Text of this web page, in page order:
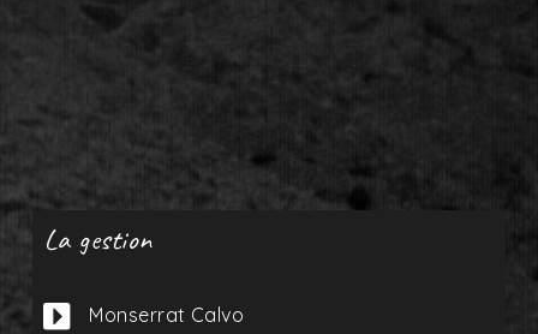
La gestion
 Monserrat Calvo
 admin@lymjar.com